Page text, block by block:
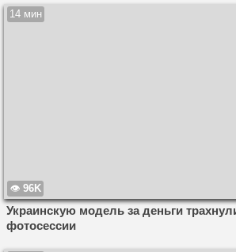
14 мин
96K
Украинскую модель за деньги
фотосессии